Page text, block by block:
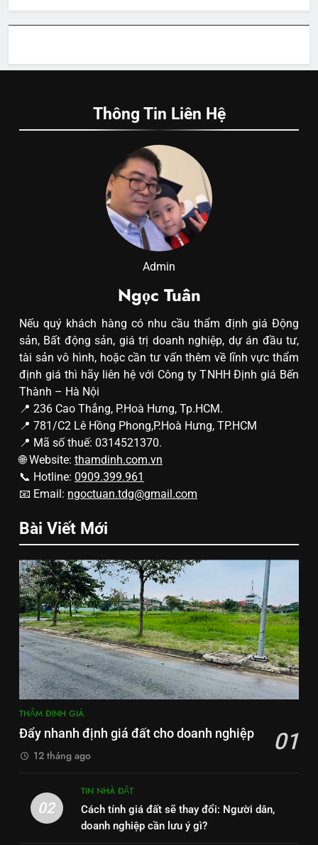
Thông Tin Liên Hệ
Admin
Ngọc Tuân
Nếu quý khách hàng có nhu cầu thẩm định giá Động
sản, Bất động sản, giá trị doanh nghiệp, dự án đầu tư,
tài sản vô hình, hoặc cần tư vấn thêm về lĩnh vực thẩm
định giá thì hãy liên hệ với Công ty TNHH Định giá Bến
Thành – Hà Nội
📍 236 Cao Thắng, P.Hoà Hưng, Tp.HCM.
📍 781/C2 Lê Hồng Phong,P.Hoà Hưng, TP.HCM
📍 Mã số thuế: 0314521370.
🌐 Website: thamdinh.com.vn
📞 Hotline: 0909.399.961
📧 Email: ngoctuan.tdg@gmail.com
Bài Viết Mới
THẨM ĐỊNH GIÁ
Đẩy nhanh định giá đất cho doanh nghiệp 01
12 tháng ago
02
TIN NHÀ ĐẤT
Cách tính giá đất sẽ thay đổi: Người dân,
doanh nghiệp cần lưu ý gì?